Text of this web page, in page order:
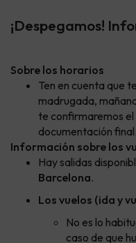
¡Despegamos!
Sobre los horarios
Ten en cuenta que
madrugada,
te confirmaremos
documentación final.
Información sobre los
Hay salidas
Barcelona.
Los vuelos (ida y
No es lo
caso de que